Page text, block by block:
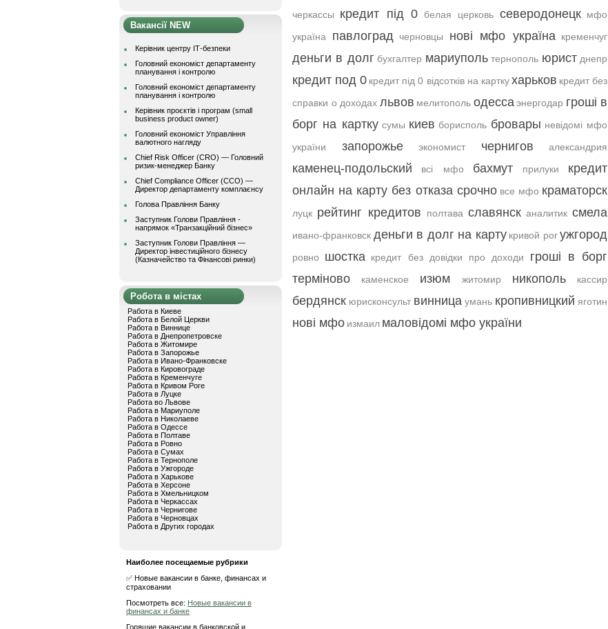
Вакансії NEW
Керівник центру ІТ-безпеки
Головний економіст департаменту
планування і контролю
Головний економіст департаменту
планування і контролю
Керівник проєктів і програм (small
business product owner)
Головний економіст Управління
валютного нагляду
Chief Risk Officer (CRO) — Головний
ризик-менеджер Банку
Chief Compliance Officer (CCO) —
Директор департаменту комплаєнсу
Голова Правління Банку
Заступник Голови Правління -
напрямок «Транзакційний бізнес»
Заступник Голови Правління —
Директор інвестиційного бізнесу
(Казначейство та Фінансові ринки)
Робота в містах
Работа в Киеве
Работа в Белой Церкви
Работа в Виннице
Работа в Днепропетровске
Работа в Житомире
Работа в Запорожье
Работа в Ивано-Франковске
Работа в Кировограде
Работа в Кременчуге
Работа в Кривом Роге
Работа в Луцке
Работа во Львове
Работа в Мариуполе
Работа в Николаеве
Работа в Одессе
Работа в Полтаве
Работа в Ровно
Работа в Сумах
Работа в Тернополе
Работа в Ужгороде
Работа в Харькове
Работа в Херсоне
Работа в Хмельницком
Работа в Черкассах
Работа в Чернигове
Работа в Черновцах
Работа в Других городах
Наиболее посещаемые рубрики
✅ Новые вакансии в банке, финансах и
страховании
Посмотреть все: Новые вакансии в
финансах и банке
Горящие вакансии в банковской и
черкассы кредит під 0 белая церковь северодонецк мфо
україна
павлоград черновцы нові мфо україна кременчуг
деньги в долг бухгалтер мариуполь тернополь юрист днепр
кредит под 0 кредит під 0 відсотків на картку харьков кредит без
справки о доходах львов мелитополь одесса энергодар гроші в
борг на картку сумы киев борисполь бровары невідомі мфо
україни
запорожье экономист чернигов александрия
каменец-подольский всі мфо бахмут прилуки
кредит
онлайн на карту без отказа срочно все мфо краматорск
луцк рейтинг кредитов полтава славянск аналитик смела
ивано-франковск деньги в долг на карту кривой рог ужгород
ровно шостка кредит без довідки про доходи
гроші в борг
терміново
каменское изюм житомир никополь кассир
бердянск юрисконсульт винница умань кропивницкий яготин
нові мфо измаил маловідомі мфо україни